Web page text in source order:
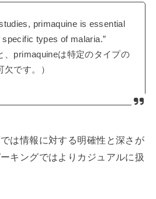
primaquine is essential
types of malaria.”
、primaquineは特定のタイプの
です。）
は情報に対する明確性と深さが
キングではよりカジュアルに扱